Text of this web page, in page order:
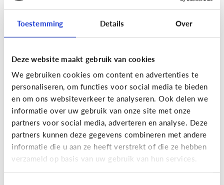
Toestemming Details Over
Deze website maakt gebruik van cookies
We gebruiken cookies om content en advertenties te
personaliseren, om functies voor social media te bieden
en om ons websiteverkeer te analyseren. Ook delen we
informatie over uw gebruik van onze site met onze
partners voor social media, adverteren en analyse. Deze
partners kunnen deze gegevens combineren met andere
informatie die u aan ze heeft verstrekt of die ze hebben
verzameld op basis van uw gebruik van hun services.
SOS examentijd! 5 tips tegen
online afleiding
School
Wat is Smartschool?